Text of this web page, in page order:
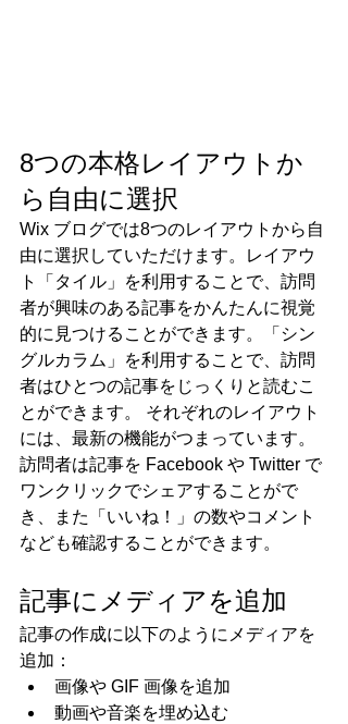
8つの本格レイアウトか
ら自由に選択
Wix ブログでは8つのレイアウトから自
由に選択していただけます。レイアウ
ト「タイル」を利用することで、訪問
者が興味のある記事をかんたんに視覚
的に見つけることができます。「シン
グルカラム」を利用することで、訪問
者はひとつの記事をじっくりと読むこ
とができます。 それぞれのレイアウト
には、最新の機能がつまっています。
訪問者は記事を Facebook や Twitter で
ワンクリックでシェアすることがで
き、また「いいね！」の数やコメント
なども確認することができます。
記事にメディアを追加
記事の作成に以下のようにメディアを
追加：
画像や GIF 画像を追加
動画や音楽を埋め込む